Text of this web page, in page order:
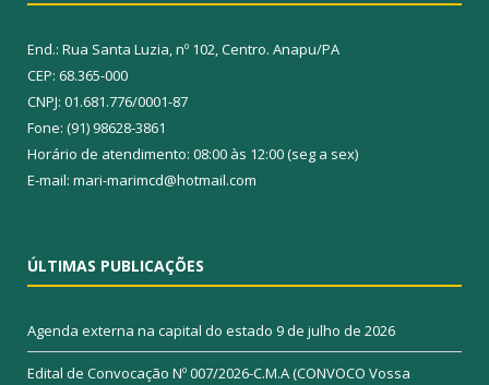
End.: Rua Santa Luzia, nº 102, Centro. Anapu/PA
CEP: 68.365-000
CNPJ: 01.681.776/0001-87
Fone: (91) 98628-3861
Horário de atendimento: 08:00 às 12:00 (seg a sex)
E-mail: mari-marimcd@hotmail.com
ÚLTIMAS PUBLICAÇÕES
Agenda externa na capital do estado 9 de julho de 2026
Edital de Convocação Nº 007/2026-C.M.A (CONVOCO Vossa